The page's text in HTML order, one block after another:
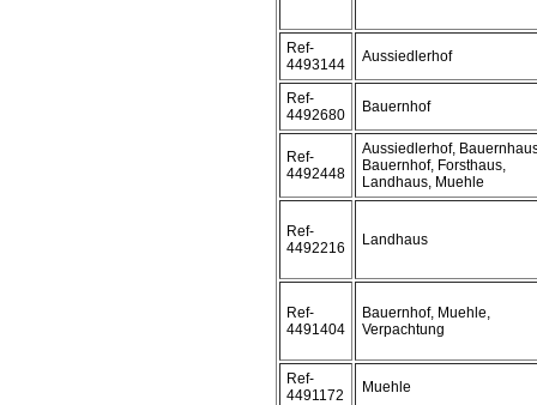
Ref-
4493144
Aussiedlerhof
Ref-
4492680
Bauernhof
Ref-
4492448
Aussiedlerhof,
Bauernhof, Forsthaus,
Landhaus, Muehle
Ref-
4492216
Landhaus
Ref-
4491404
Bauernhof, Muehle,
Verpachtung
Ref-
4491172
Muehle